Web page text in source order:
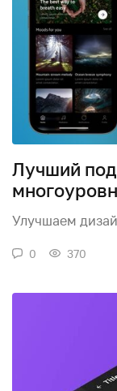
Лучший
Улучшаем
0 370